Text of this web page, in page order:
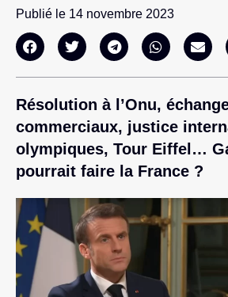
Publié le 14 novembre 2023
Résolution à l’Onu,
commerciaux, justice
olympiques, Tour Eiffel…
pourrait faire la France ?